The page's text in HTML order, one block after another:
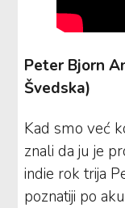
Peter Bjorn
Švedska)
Kad smo već
znali da ju je
indie rok trija
poznatiji po